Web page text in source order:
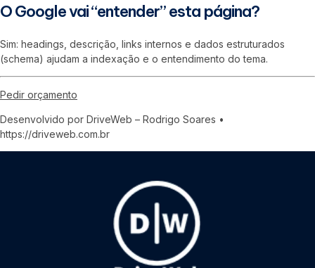
O Google vai “entender” esta página?
Sim: headings, descrição, links internos e dados estruturados
(schema) ajudam a indexação e o entendimento do tema.
Pedir orçamento
Desenvolvido por DriveWeb – Rodrigo Soares •
https://driveweb.com.br